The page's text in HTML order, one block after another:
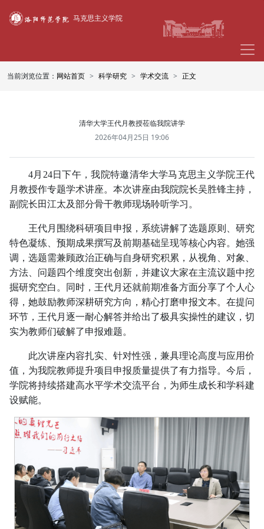
马克思主义学院
当前浏览位置： 网站首页 科学研究 学术交流 正文
清华大学王代月教授莅临我院讲学
2026年04月25日 19:06
4月24日下午，我院特邀清华大学马克思主义学院王代
月教授作专题学术讲座。本次讲座由我院院长吴胜锋主持，
副院长田江太及部分骨干教师现场聆听学习。
王代月围绕科研项目申报，系统讲解了选题原则、研究
特色凝练、预期成果撰写及前期基础呈现等核心内容。她强
调，选题需兼顾政治正确与自身研究积累，从视角、对象、
方法、问题四个维度突出创新，并建议大家在主流议题中挖
掘研究空白。同时，王代月还就前期准备方面分享了个人心
得，她鼓励教师深耕研究方向，精心打磨申报文本。在提问
环节，王代月逐一耐心解答并给出了极具实操性的建议，切
实为教师们破解了申报难题。
此次讲座内容扎实、针对性强，兼具理论高度与应用价
值，为我院教师提升项目申报质量提供了有力指导。今后，
学院将持续搭建高水平学术交流平台，为师生成长和学科建
设赋能。